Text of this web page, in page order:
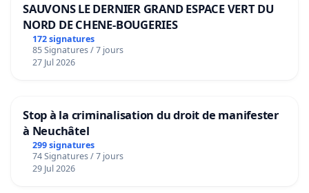
SAUVONS LE DERNIER GRAND ESPACE VERT DU
NORD DE CHENE-BOUGERIES
172 signatures
85 Signatures / 7 jours
27 Jul 2026
Stop à la criminalisation du droit de manifester
à Neuchâtel
299 signatures
74 Signatures / 7 jours
29 Jul 2026